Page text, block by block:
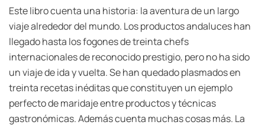
Este libro cuenta una historia: la aventura de un largo
viaje alrededor del mundo. Los productos andaluces han
llegado hasta los fogones de treinta chefs
internacionales de reconocido prestigio, pero no ha sido
un viaje de ida y vuelta. Se han quedado plasmados en
treinta recetas inéditas que constituyen un ejemplo
perfecto de maridaje entre productos y técnicas
gastronómicas. Además cuenta muchas cosas más. La